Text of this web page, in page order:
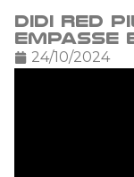
Didi Red
empasse
24/10/2024